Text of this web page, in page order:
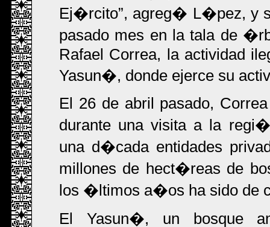
Ej�rcito , agreg� L�pez, y
pasado mes en la tala de
Rafael Correa, la actividad
Yasun�, donde ejerce su
El 26 de abril pasado,
durante una visita a la
una d�cada entidades
millones de hect�reas de
los �ltimos a�os ha sido de
El Yasun�, un bosque